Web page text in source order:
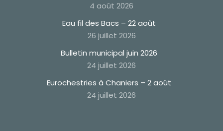
4 août 2026
Eau fil des Bacs – 22 août
26 juillet 2026
Bulletin municipal juin 2026
24 juillet 2026
Eurochestries à Chaniers – 2 août
24 juillet 2026